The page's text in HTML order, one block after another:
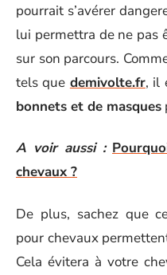
pourrait s’avérer
lui permettra de ne pas
sur son parcours.
tels que demivolte.fr, il
bonnets et de masques
A voir aussi :
chevaux ?
De plus, sachez que
pour chevaux
Cela évitera à votre